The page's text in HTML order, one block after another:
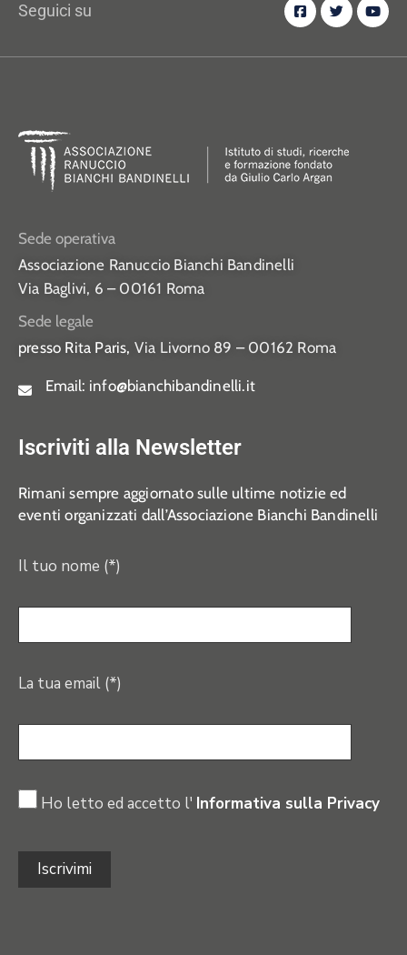
Seguici su
Sede operativa
Associazione Ranuccio Bianchi Bandinelli
Via Baglivi, 6 – 00161 Roma
Sede legale
presso Rita Paris, Via Livorno 89 – 00162 Roma
Email: info@bianchibandinelli.it
Iscriviti alla Newsletter
Rimani sempre aggiornato sulle ultime notizie ed
eventi organizzati dall’Associazione Bianchi Bandinelli
Il tuo nome (*)
La tua email (*)
Ho letto ed accetto l' Informativa sulla Privacy